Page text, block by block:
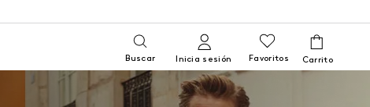
Buscar Inicia sesión Favoritos